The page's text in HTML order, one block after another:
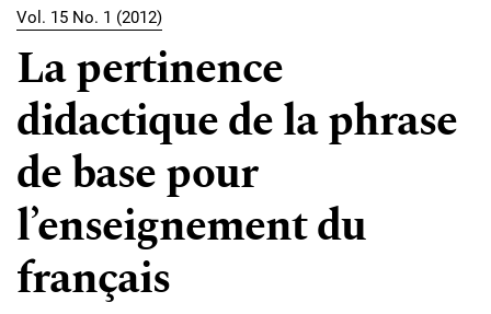
Vol. 15 No. 1 (2012)
La pertinence
didactique de la phrase
de base pour
l’enseignement du
français